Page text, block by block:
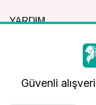
YARDIM
Sık Sorulan Sorular
Nasıl Sipariş
Kargo ve Teslimat
Daha iyi bir
kullanıyoruz.
Güvenli